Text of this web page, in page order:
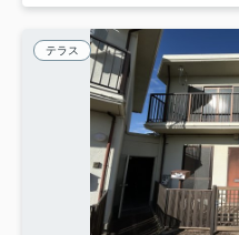
テラス